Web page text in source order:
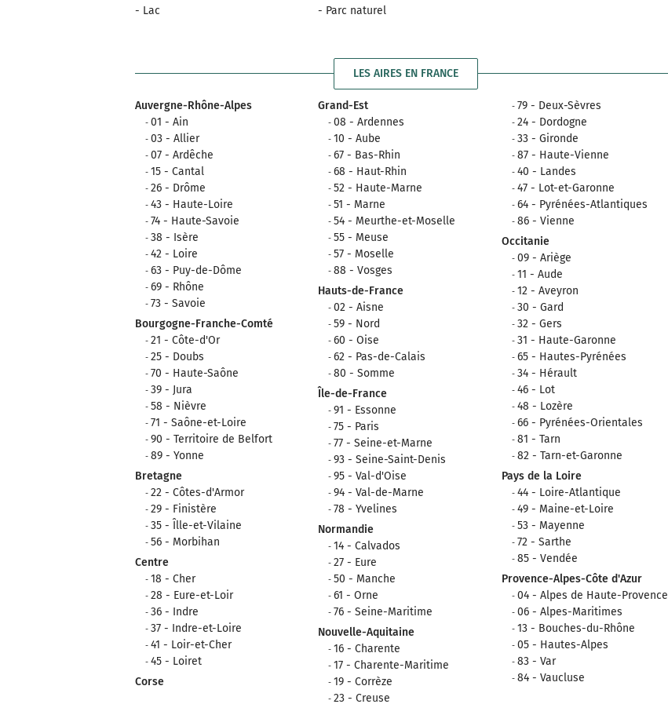
- Lac
- Parc naturel
LES AIRES EN FRANCE
Auvergne-Rhône-Alpes
01 - Ain
03 - Allier
07 - Ardêche
15 - Cantal
26 - Drôme
43 - Haute-Loire
74 - Haute-Savoie
38 - Isère
42 - Loire
63 - Puy-de-Dôme
69 - Rhône
73 - Savoie
Bourgogne-Franche-Comté
21 - Côte-d'Or
25 - Doubs
70 - Haute-Saône
39 - Jura
58 - Nièvre
71 - Saône-et-Loire
90 - Territoire de Belfort
89 - Yonne
Bretagne
22 - Côtes-d'Armor
29 - Finistère
35 - Îlle-et-Vilaine
56 - Morbihan
Centre
18 - Cher
28 - Eure-et-Loir
36 - Indre
37 - Indre-et-Loire
41 - Loir-et-Cher
45 - Loiret
Corse
Grand-Est
08 - Ardennes
10 - Aube
67 - Bas-Rhin
68 - Haut-Rhin
52 - Haute-Marne
51 - Marne
54 - Meurthe-et-Moselle
55 - Meuse
57 - Moselle
88 - Vosges
Hauts-de-France
02 - Aisne
59 - Nord
60 - Oise
62 - Pas-de-Calais
80 - Somme
Île-de-France
91 - Essonne
75 - Paris
77 - Seine-et-Marne
93 - Seine-Saint-Denis
95 - Val-d'Oise
94 - Val-de-Marne
78 - Yvelines
Normandie
14 - Calvados
27 - Eure
50 - Manche
61 - Orne
76 - Seine-Maritime
Nouvelle-Aquitaine
16 - Charente
17 - Charente-Maritime
19 - Corrèze
23 - Creuse
79 - Deux-Sèvres
24 - Dordogne
33 - Gironde
87 - Haute-Vienne
40 - Landes
47 - Lot-et-Garonne
64 - Pyrénées-Atlantiques
86 - Vienne
Occitanie
09 - Ariège
11 - Aude
12 - Aveyron
30 - Gard
32 - Gers
31 - Haute-Garonne
65 - Hautes-Pyrénées
34 - Hérault
46 - Lot
48 - Lozère
66 - Pyrénées-Orientales
81 - Tarn
82 - Tarn-et-Garonne
Pays de la Loire
44 - Loire-Atlantique
49 - Maine-et-Loire
53 - Mayenne
72 - Sarthe
85 - Vendée
Provence-Alpes-Côte d'Azur
04 - Alpes de Haute-Provence
06 - Alpes-Maritimes
13 - Bouches-du-Rhône
05 - Hautes-Alpes
83 - Var
84 - Vaucluse